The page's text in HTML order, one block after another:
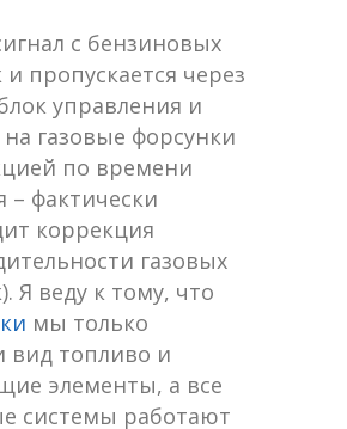
с бензиновых
пропускается через
управления и
на газовые форсунки
по времени
– фактически
коррекция
газовых
Я веду к тому, что
мы только
вид топливо и
элементы, а все
системы работают